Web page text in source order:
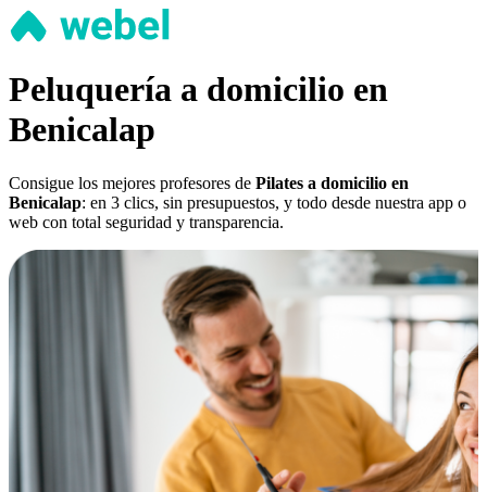
Peluquería a domicilio en
Benicalap
Consigue los mejores profesores de Pilates a domicilio en
Benicalap: en 3 clics, sin presupuestos, y todo desde nuestra app o
web con total seguridad y transparencia.